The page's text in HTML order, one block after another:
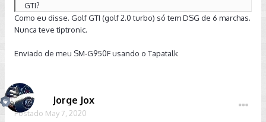
GTI?
Como eu disse. Golf GTI (golf 2.0 turbo) só tem DSG de 6 marchas.
Nunca teve tiptronic.
Enviado de meu SM-G950F usando o Tapatalk
Jorge Jox
Postado May 7, 2020